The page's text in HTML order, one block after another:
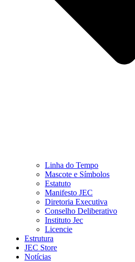
Linha do Tempo
Mascote e Símbolos
Estatuto
Manifesto JEC
Diretoria Executiva
Conselho Deliberativo
Instituto Jec
Licencie
Estrutura
JEC Store
Notícias